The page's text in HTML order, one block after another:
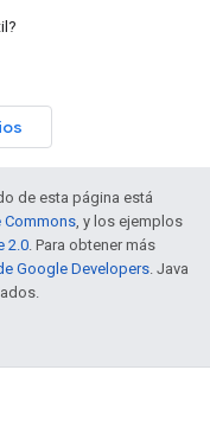
de esta página está
Commons, y los ejemplos
2.0. Para obtener más
Google Developers. Java